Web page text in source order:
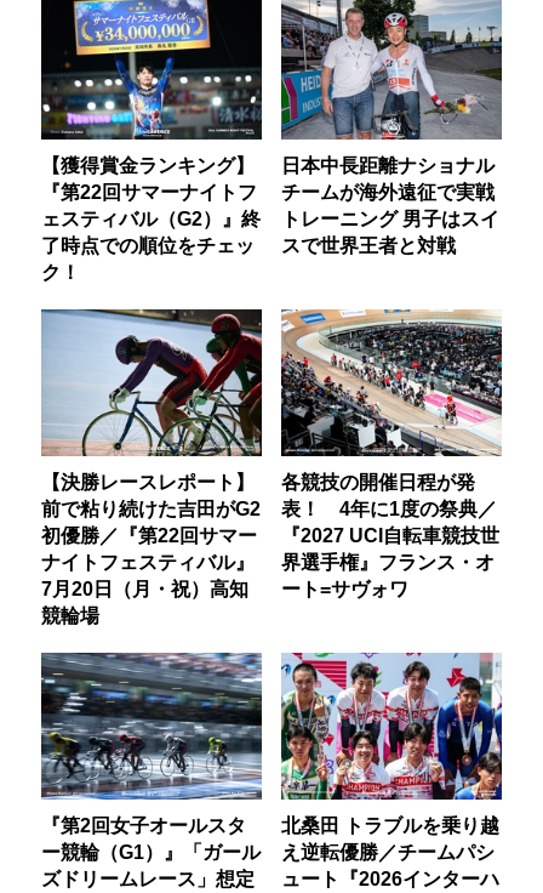
【獲得賞金ランキング】
『第22回サマーナイトフ
ェスティバル（G2）』終
了時点での順位をチェッ
ク！
日本中長距離ナショナル
チームが海外遠征で実戦
トレーニング 男子はスイ
スで世界王者と対戦
【決勝レースレポート】
前で粘り続けた吉田がG2
初優勝／『第22回サマー
ナイトフェスティバル』
7月20日（月・祝）高知
競輪場
各競技の開催日程が発
表！ 4年に1度の祭典／
『2027 UCI自転車競技世
界選手権』フランス・オ
ート=サヴォワ
『第2回女子オールスタ
ー競輪（G1）』「ガール
ズドリームレース」想定
北桑田 トラブルを乗り越
え逆転優勝／チームパシ
ュート『2026インターハ